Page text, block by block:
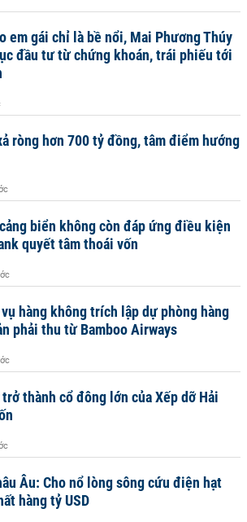
em gái chỉ là bề nổi, Mai Phương Thúy
đầu tư từ chứng khoán, trái phiếu tới
ròng hơn 700 tỷ đồng, tâm điểm hướng
biển không còn đáp ứng điều kiện
quyết tâm thoái vốn
hàng không trích lập dự phòng hàng
phải thu từ Bamboo Airways
thành cổ đông lớn của Xếp dỡ Hải
Âu: Cho nổ lòng sông cứu điện hạt
hàng tỷ USD